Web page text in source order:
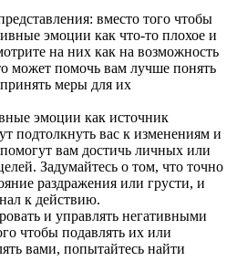
вместо того чтобы
эмоции как что-то плохое и
на них как на возможность
может помочь вам лучше понять
меры для их
эмоции как источник
подтолкнуть вас к изменениям и
вам достичь личных или
Задумайтесь о том, что точно
раздражения или грусти, и
к действию.
и управлять негативными
чтобы подавлять их или
вами, попытайтесь найти